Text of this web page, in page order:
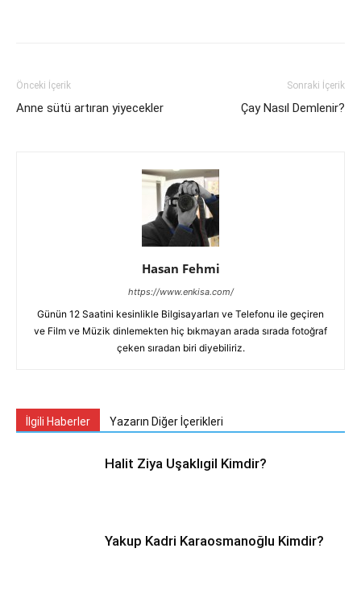
Önceki İçerik
Anne sütü artıran yiyecekler
Sonraki İçerik
Çay Nasıl Demlenir?
Hasan Fehmi
https://www.enkisa.com/
Günün 12 Saatini kesinlikle Bilgisayarları ve Telefonu ile geçiren
ve Film ve Müzik dinlemekten hiç bıkmayan arada sırada fotoğraf
çeken sıradan biri diyebiliriz.
İlgili Haberler Yazarın Diğer İçerikleri
Halit Ziya Uşaklıgil Kimdir?
Yakup Kadri Karaosmanoğlu Kimdir?